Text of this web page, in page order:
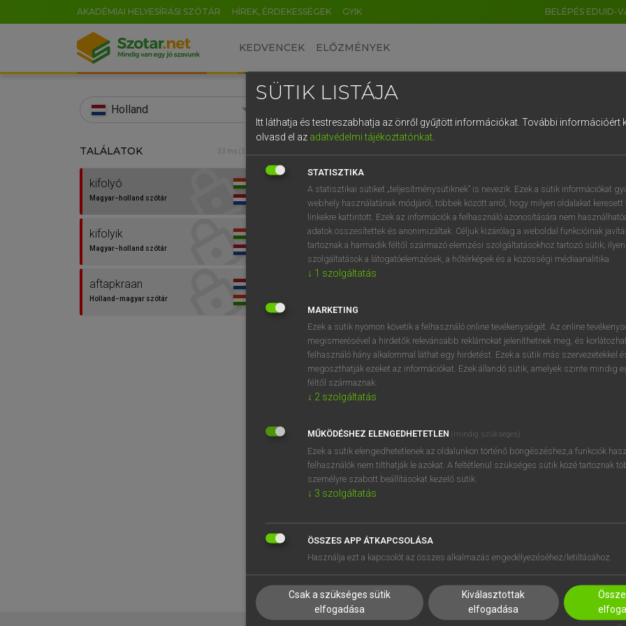
AKADÉMIAI HELYESÍRÁSI SZÓTÁR HÍREK, ÉRDEKESSÉGEK GYIK BELÉPÉS EDUID-
KEDVENCEK ELŐZMÉNYEK
Holland
TALÁLATOK 33 ms (3 db)
kifolyó
Magyar−holland szótár
kifolyik
Magyar−holland szótár
aftapkraan
Holland−magyar szótár
Magyar−holland szótár
VAN ELŐFIZETÉSED?
megtekintéséhez.
BELÉPÉS
próbaverziójának
regisztrálok ésbelépek.
REGISZTRÁCIÓ
SÜTIK LISTÁJA
Itt láthatja és testreszabhatja az önről gyűjtött információkat. További információért
olvasd el az adatvédelmi tájékoztatónkat.
STATISZTIKA
A statisztikai sütiket „teljesítménysütiknek” is nevezik. Ezek a sütik információkat
webhely használatának módjáról, többek között arról, hogy milyen oldalakat keresett
linkekre kattintott. Ezek az információk a felhasználó azonosítására nem
adatok összesítettek és anonimizáltak. Céljuk kizárólag a weboldal funkcióinak
tartoznak a harmadik féltől származó elemzési szolgáltatásokhoz tartozó sütik;
szolgáltatások a látogatóelemzések, a hőtérképek és a közösségi médiaanalitika.
↓ 1 szolgáltatás
MARKETING
Ezek a sütik nyomon követik a felhasználó online tevékenységét. Az online
megismerésével a hirdetők relevánsabb reklámokat jeleníthetnek meg, és
felhasználó hány alkalommal láthat egy hirdetést. Ezek a sütik más szervezetekkel
megoszthatják ezeket az információkat. Ezek állandó sütik, amelyek szinte mindig
féltől származnak.
↓ 2 szolgáltatás
MŰKÖDÉSHEZ ELENGEDHETETLEN (mindig szükséges)
Ezek a sütik elengedhetetlenek az oldalunkon történő böngészéshez,a funkciók
felhasználók nem tilthatják le azokat. A feltétlenül szükséges sütik közé tartoznak
személyre szabott beállításokat kezelő sütik.
↓ 3 szolgáltatás
ÖSSZES APP ÁTKAPCSOLÁSA
Használja ezt a kapcsolót az összes alkalmazás engedélyezéséhez/letiltásához.
Csak a szükséges sütik
elfogadása
Kiválasztottak
elfogadása
EN HU DE CN FR ES IT NL
0 1 2 3 4 5 6 7 8 9
q w e r t z u i
a s d f g h j k l é
í y x c v b n m , .